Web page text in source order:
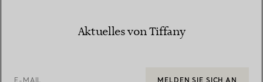
Aktuelles von Tiffany